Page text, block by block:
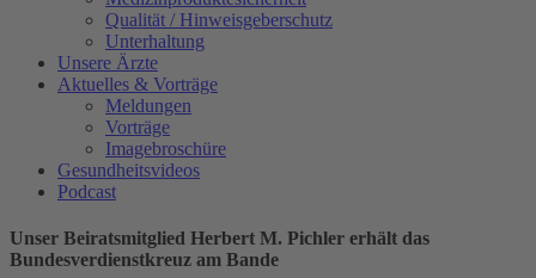
Qualität / Hinweisgeberschutz
Unterhaltung
Unsere Ärzte
Aktuelles & Vorträge
Meldungen
Vorträge
Imagebroschüre
Gesundheits­videos
Podcast
Unser Beiratsmitglied Herbert M. Pichler erhält das
Bundesverdienstkreuz am Bande